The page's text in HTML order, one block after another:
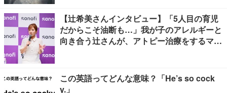
【辻希美さんインタビュー】「5人目の育児
だからこそ油断も…」我が子のアレルギーと
向き合う辻さんが、アトピー治療をするママ
この英語ってどんな意味？「He’s so cock
y.」